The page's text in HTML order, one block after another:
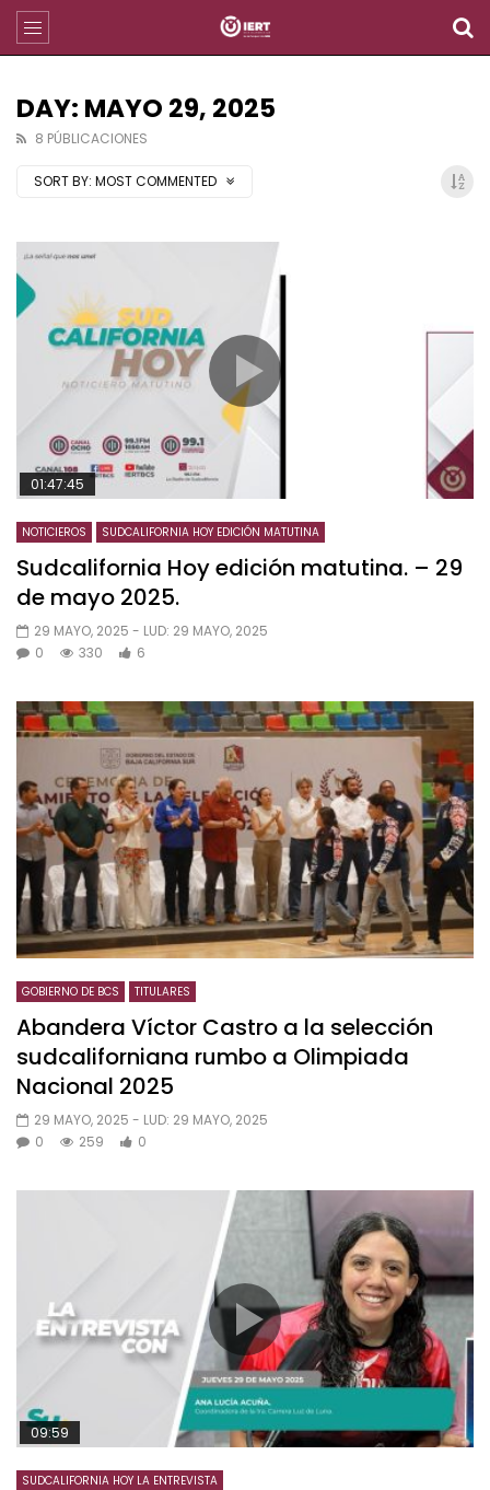
DAY: MAYO 29, 2025
8 PÚBLICACIONES
SORT BY: MOST COMMENTED
01:47:45
NOTICIEROS SUDCALIFORNIA HOY EDICIÓN MATUTINA
Sudcalifornia Hoy edición matutina. – 29
de mayo 2025.
29 MAYO, 2025 - LUD: 29 MAYO, 2025
0
330 6
GOBIERNO DE BCS TITULARES
Abandera Víctor Castro a la selección
sudcaliforniana rumbo a Olimpiada
Nacional 2025
29 MAYO, 2025 - LUD: 29 MAYO, 2025
0
259 0
09:59
SUDCALIFORNIA HOY LA ENTREVISTA